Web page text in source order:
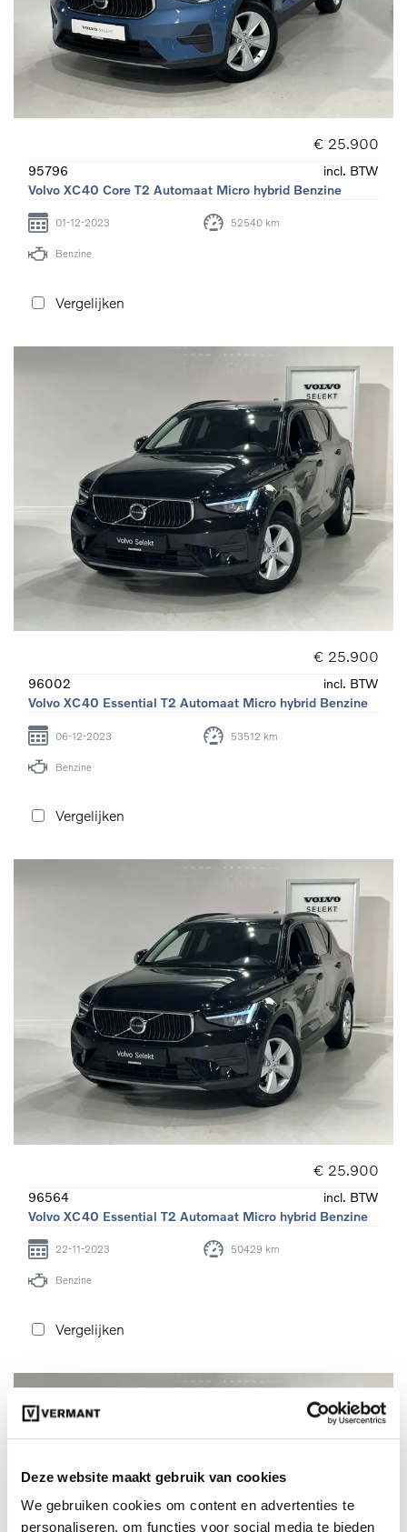
Deze website maakt gebruik van cookies
We gebruiken cookies om content en advertenties te
personaliseren, om functies voor social media te bieden
€ 25.900
95796
incl. BTW
Volvo XC40 Core T2 Automaat Micro hybrid Benzine
01-12-2023 52540 km
Benzine
Vergelijken
€ 25.900
96002
incl. BTW
Volvo XC40 Essential T2 Automaat Micro hybrid Benzine
06-12-2023 53512 km
Benzine
Vergelijken
€ 25.900
96564
incl. BTW
Volvo XC40 Essential T2 Automaat Micro hybrid Benzine
22-11-2023 50429 km
Benzine
Vergelijken